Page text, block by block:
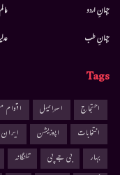
جہانِ اردو
جہانِ طب
Tags
احتجاج اسرائیل اقوام
انتخابات
اپوزیشن ایران
بہار
بی جے پی تلنگانہ